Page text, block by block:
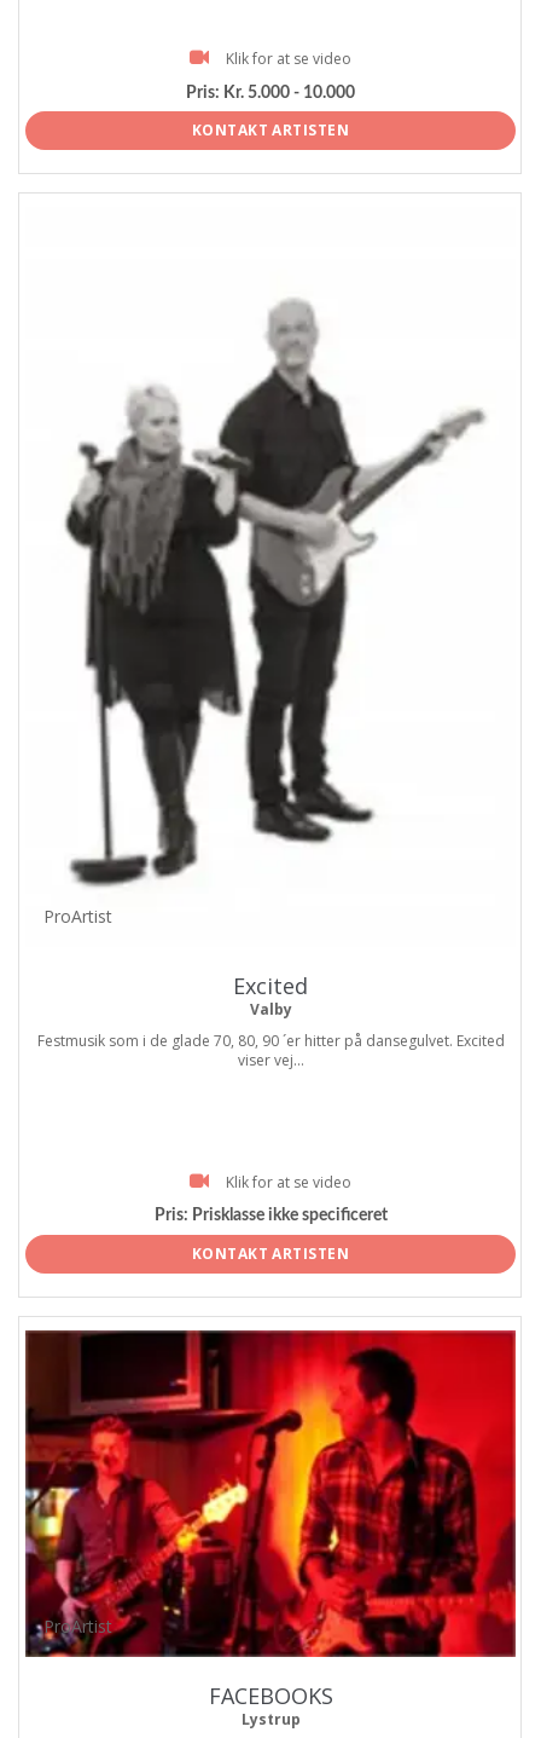
Klik for at se video
Pris: Kr. 5.000 - 10.000
KONTAKT ARTISTEN
ProArtist
Excited
Valby
Festmusik som i de glade 70, 80, 90 ´er hitter på dansegulvet. Excited
viser vej...
Klik for at se video
Pris: Prisklasse ikke specificeret
KONTAKT ARTISTEN
ProArtist
FACEBOOKS
Lystrup